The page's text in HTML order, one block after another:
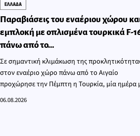
ΕΛΛΑΔΑ
Παραβιάσεις του εναέριου χώρου
εμπλοκή με οπλισμένα τουρκικά F-
πάνω από το…
Σε σημαντική κλιμάκωση της
στον εναέριο χώρο πάνω από το Αιγαίο
προχώρησε την Πέμπτη η Τουρκία, μία ημέρα
[…]
06.08.2026